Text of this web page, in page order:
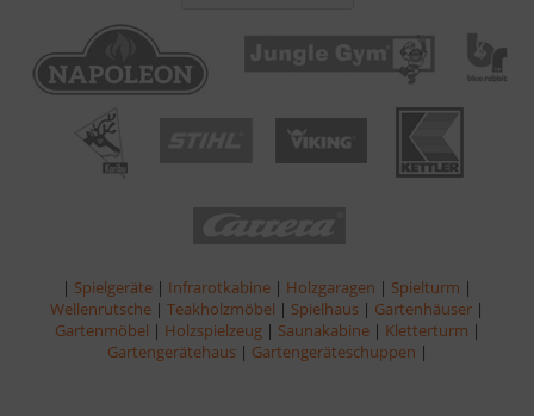
| Spielgeräte | Infrarotkabine | Holzgaragen | Spielturm |
Wellenrutsche | Teakholzmöbel | Spielhaus | Gartenhäuser |
Gartenmöbel | Holzspielzeug | Saunakabine | Kletterturm |
Gartengerätehaus | Gartengeräteschuppen |